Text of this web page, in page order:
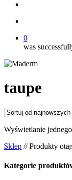
0
was
taupe
Wyświetlanie
Sklep // Produkty
Kategorie